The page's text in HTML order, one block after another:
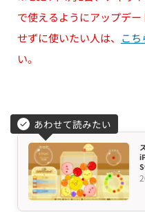
で使えるようにアップデ
せずに使いたい人は、 こち
い。
あわせて読みたい